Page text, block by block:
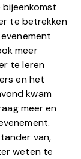
bijeenkomst
te betrekken
meer
te leren
en het
kwam
meer en
van,
weten te